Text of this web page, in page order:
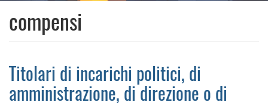
compensi
Titolari di incarichi politici, di
amministrazione, di direzione o di